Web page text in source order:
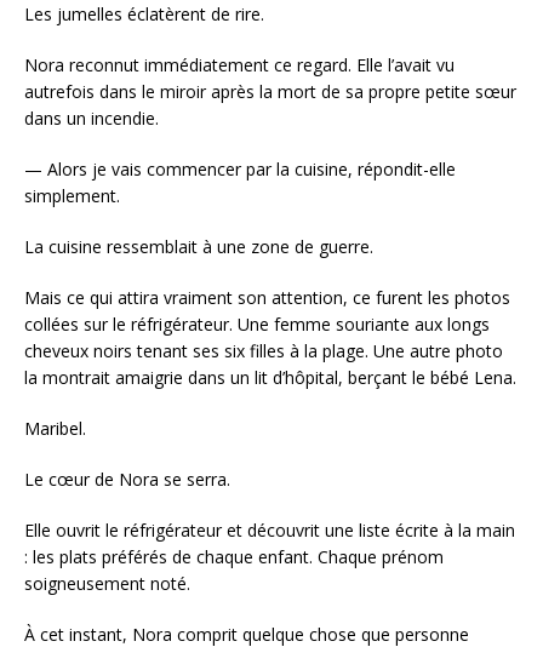
Les jumelles éclatèrent de rire.
Nora reconnut immédiatement ce regard. Elle l’avait vu
autrefois dans le miroir après la mort de sa propre petite sœur
dans un incendie.
— Alors je vais commencer par la cuisine, répondit-elle
simplement.
La cuisine ressemblait à une zone de guerre.
Mais ce qui attira vraiment son attention, ce furent les photos
collées sur le réfrigérateur. Une femme souriante aux longs
cheveux noirs tenant ses six filles à la plage. Une autre photo
la montrait amaigrie dans un lit d’hôpital, berçant le bébé Lena.
Maribel.
Le cœur de Nora se serra.
Elle ouvrit le réfrigérateur et découvrit une liste écrite à la main
: les plats préférés de chaque enfant. Chaque prénom
soigneusement noté.
À cet instant, Nora comprit quelque chose que personne